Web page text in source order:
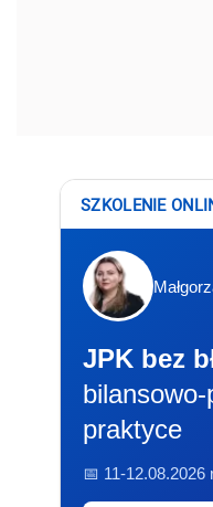
SZKOLENIE
JPK bez
praktyce
📅 11-12.08.2026